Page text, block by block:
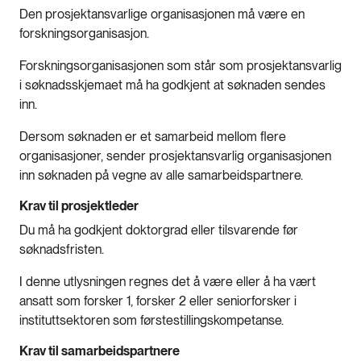
Den prosjektansvarlige organisasjonen må være en
forskningsorganisasjon.
Forskningsorganisasjonen som står som prosjektansvarlig
i søknadsskjemaet må ha godkjent at søknaden sendes
inn.
Dersom søknaden er et samarbeid mellom flere
organisasjoner, sender prosjektansvarlig organisasjonen
inn søknaden på vegne av alle samarbeidspartnere.
Krav til prosjektleder
Du må ha godkjent doktorgrad eller tilsvarende før
søknadsfristen.
I denne utlysningen regnes det å være eller å ha vært
ansatt som forsker 1, forsker 2 eller seniorforsker i
instituttsektoren som førstestillingskompetanse.
Krav til samarbeidspartnere